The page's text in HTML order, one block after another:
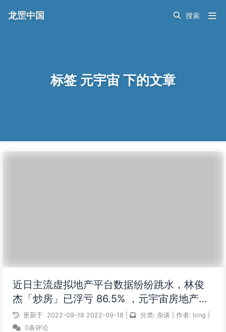
标签 元宇宙 下的文章
龙罡中国
近日主流虚拟地产平台数据纷纷跳水，林俊
杰「炒房」已浮亏 86.5% ，元宇宙房地产凉
了吗？
更新于 2022-09-18 2022-09-18 分类: 杂谈 作者: long
0条评论